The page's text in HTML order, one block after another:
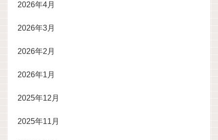
2026年4月
2026年3月
2026年2月
2026年1月
2025年12月
2025年11月